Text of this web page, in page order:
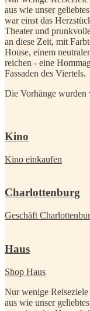
aus wie unser
war einst das
Theater und
an diese Zeit, mit
House, einem
reichen - eine
Fassaden des Viertels.
Die Vorhänge wurden
Kino
Kino einkaufen
Charlottenburg
Geschäft
Haus
Shop Haus
Nur wenige
aus wie unser